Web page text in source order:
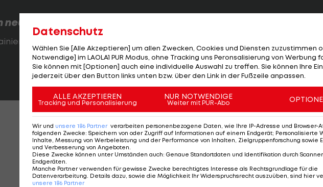
Dressen
wieder.
SEITE1 VON 118 WEITER
KOMMENTARE
Datenschutz
Wählen Sie [Alle Akzeptieren] um allen Zwecken, Cookies und Diensten zuzustimmen
Notwendige] im LAOLA1 PUR Modus, ohne Tracking uns Peronsalisierung von Werbung
Sie können mit [Optionen] auch eine individuelle Auswahl zu treffen. Sie können Ihre
jederzeit über den Button links unten bzw. über den Link in der Fußzeile anpassen.
ALLE AKZEPTIEREN
Tracking und Personalisierung
NUR NOTWENDIGE
Weiter mit PUR-Abo
Wir und unsere 186 Partner verarbeiten personenbezogene Daten, wie Ihre IP-Adresse und Browser-
folgenden Zwecke: Speichern von oder Zugriff auf Informationen auf einem Endgerät; Personalisierte
Inhalte, Messung von Werbeleistung und der Performance von Inhalten, Zielgruppenforschung sowie
und Verbesserung von Angeboten
Diese Zwecke können unter Umständen auch: Genaue Standortdaten und Identifikation durch
Endgeräten
Manche Partner verwenden für gewisse Zwecke berechtigtes Interesse als Rechtsgrundlage für die
Datenverarbeitung. Details dazu, sowie die Möglichkeit Ihr Widerspruchsrecht auszuüben, sind hier
unsere 186 Partner